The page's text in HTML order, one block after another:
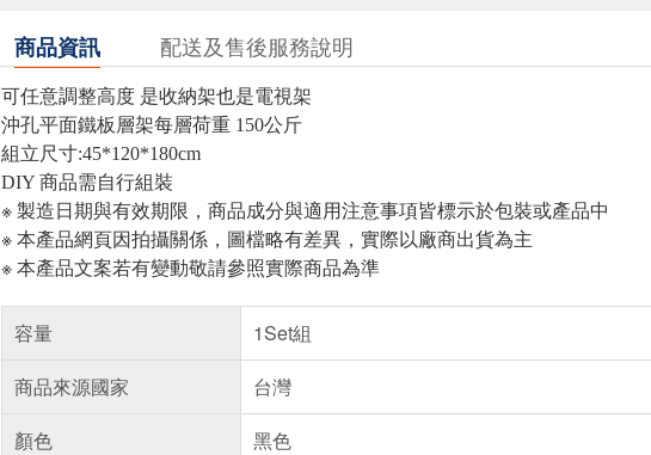
商品資訊 配送及售後服務說明
可任意調整高度 是收納架也是電視架
沖孔平面鐵板層架每層荷重 150公斤
組立尺寸:45*120*180cm
DIY 商品需自行組裝
※ 製造日期與有效期限，商品成分與適用注意事項皆標示於包裝或產品中
※ 本產品網頁因拍攝關係，圖檔略有差異，實際以廠商出貨為主
※ 本產品文案若有變動敬請參照實際商品為準
容量
1Set組
商品來源國家
台灣
顏色
黑色